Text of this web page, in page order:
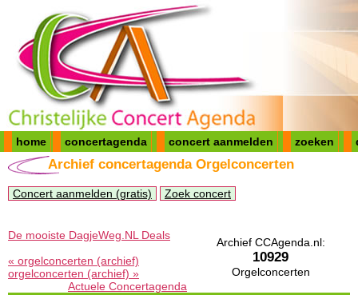
home concertagenda concert aanmelden zoeken
Archief concertagenda Orgelconcerten
Concert aanmelden (gratis) Zoek concert
Archief CCAgenda.nl:
10929
Orgelconcerten
De mooiste DagjeWeg.NL Deals
« orgelconcerten (archief)
orgelconcerten (archief) »
Actuele Concertagenda